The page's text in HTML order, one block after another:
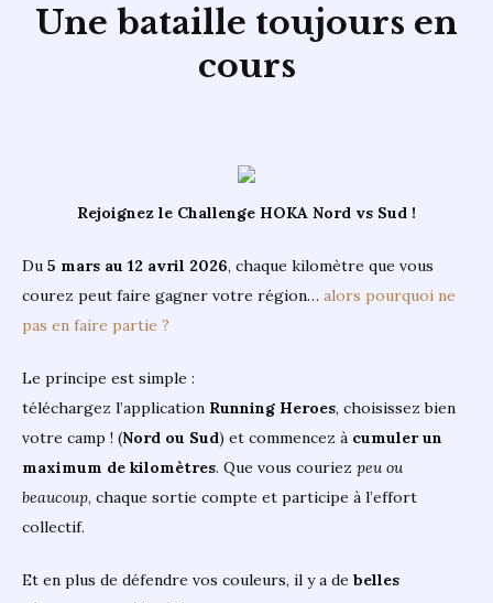
Une bataille toujours en
cours
Rejoignez le Challenge HOKA Nord vs Sud !
Du 5 mars au 12 avril 2026, chaque kilomètre que vous
courez peut faire gagner votre région… alors pourquoi ne
pas en faire partie ?
Le principe est simple :
téléchargez l’application Running Heroes, choisissez bien
votre camp ! (Nord ou Sud) et commencez à cumuler un
maximum de kilomètres. Que vous couriez peu ou
beaucoup, chaque sortie compte et participe à l’effort
collectif.
Et en plus de défendre vos couleurs, il y a de belles